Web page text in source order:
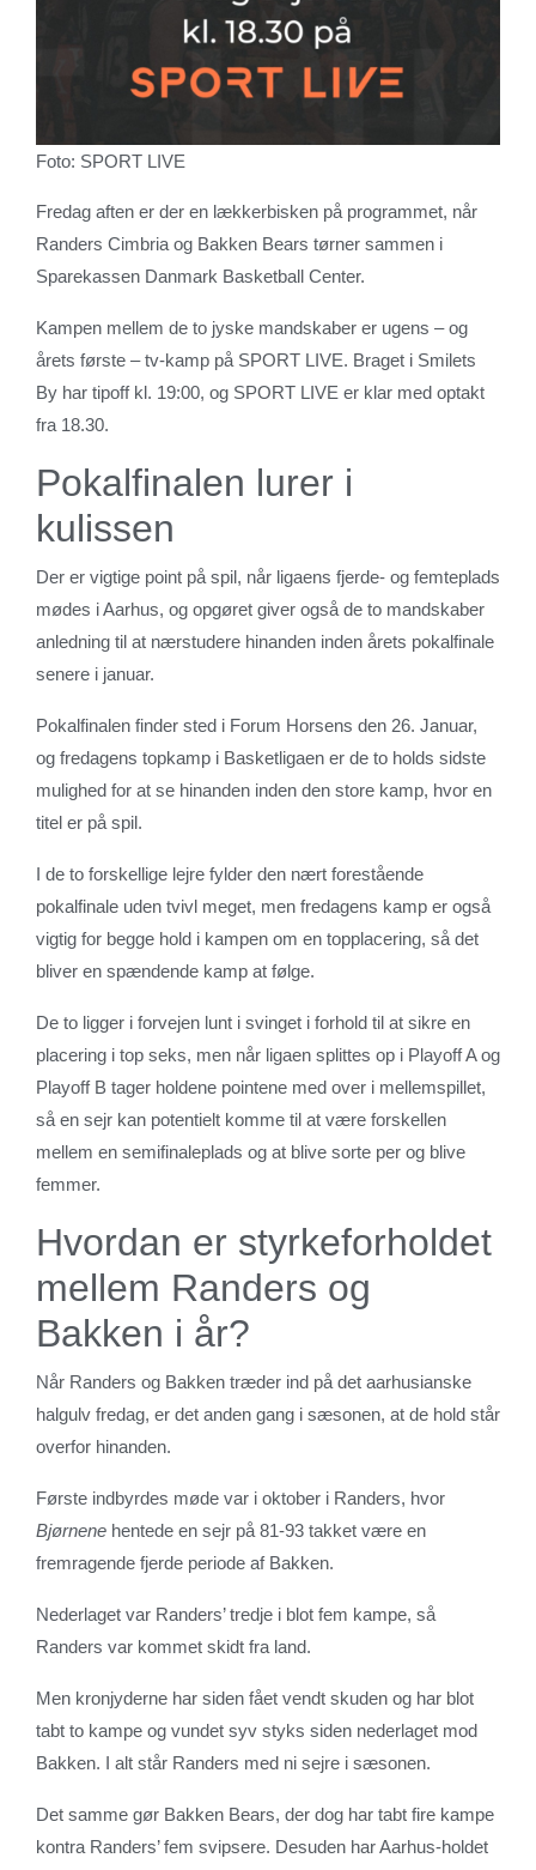
Foto: SPORT LIVE
Fredag aften er der en lækkerbisken på programmet, når
Randers Cimbria og Bakken Bears tørner sammen i
Sparekassen Danmark Basketball Center.
Kampen mellem de to jyske mandskaber er ugens – og
årets første – tv-kamp på SPORT LIVE. Braget i Smilets
By har tipoff kl. 19:00, og SPORT LIVE er klar med optakt
fra 18.30.
Pokalfinalen lurer i
kulissen
Der er vigtige point på spil, når ligaens fjerde- og femteplads
mødes i Aarhus, og opgøret giver også de to mandskaber
anledning til at nærstudere hinanden inden årets pokalfinale
senere i januar.
Pokalfinalen finder sted i Forum Horsens den 26. Januar,
og fredagens topkamp i Basketligaen er de to holds sidste
mulighed for at se hinanden inden den store kamp, hvor en
titel er på spil.
I de to forskellige lejre fylder den nært forestående
pokalfinale uden tvivl meget, men fredagens kamp er også
vigtig for begge hold i kampen om en topplacering, så det
bliver en spændende kamp at følge.
De to ligger i forvejen lunt i svinget i forhold til at sikre en
placering i top seks, men når ligaen splittes op i Playoff A og
Playoff B tager holdene pointene med over i mellemspillet,
så en sejr kan potentielt komme til at være forskellen
mellem en semifinaleplads og at blive sorte per og blive
femmer.
Hvordan er styrkeforholdet
mellem Randers og
Bakken i år?
Når Randers og Bakken træder ind på det aarhusianske
halgulv fredag, er det anden gang i sæsonen, at de hold står
overfor hinanden.
Første indbyrdes møde var i oktober i Randers, hvor
Bjørnene hentede en sejr på 81-93 takket være en
fremragende fjerde periode af Bakken.
Nederlaget var Randers’ tredje i blot fem kampe, så
Randers var kommet skidt fra land.
Men kronjyderne har siden fået vendt skuden og har blot
tabt to kampe og vundet syv styks siden nederlaget mod
Bakken. I alt står Randers med ni sejre i sæsonen.
Det samme gør Bakken Bears, der dog har tabt fire kampe
kontra Randers’ fem svipsere. Desuden har Aarhus-holdet